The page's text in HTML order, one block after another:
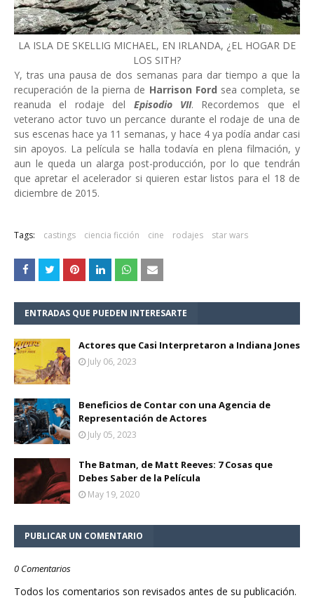
LA ISLA DE SKELLIG MICHAEL, EN IRLANDA, ¿EL HOGAR DE
LOS SITH?
Y, tras una pausa de dos semanas para dar tiempo a que la
recuperación de la pierna de Harrison Ford sea completa, se
reanuda el rodaje del Episodio VII. Recordemos que el
veterano actor tuvo un percance durante el rodaje de una de
sus escenas hace ya 11 semanas, y hace 4 ya podía andar casi
sin apoyos. La película se halla todavía en plena filmación, y
aun le queda un alarga post-producción, por lo que tendrán
que apretar el acelerador si quieren estar listos para el 18 de
diciembre de 2015.
Tags: castings ciencia ficción cine rodajes star wars
ENTRADAS QUE PUEDEN INTERESARTE
Actores que Casi Interpretaron a Indiana Jones
July 06, 2023
Beneficios de Contar con una Agencia de
Representación de Actores
July 05, 2023
The Batman, de Matt Reeves: 7 Cosas que
Debes Saber de la Película
May 19, 2020
PUBLICAR UN COMENTARIO
0 Comentarios
Todos los comentarios son revisados antes de su publicación.